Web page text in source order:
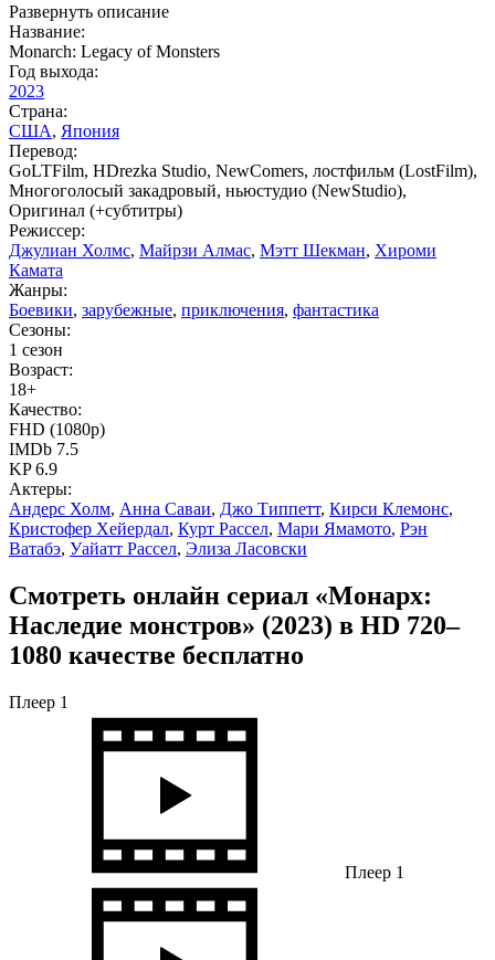
Развернуть описание
Название:
Monarch: Legacy of Monsters
Год выхода:
2023
Страна:
США, Япония
Перевод:
GoLTFilm, HDrezka Studio, NewComers, лостфильм (LostFilm),
Многоголосый закадровый, ньюстудио (NewStudio),
Оригинал (+субтитры)
Режиссер:
Джулиан Холмс, Майрзи Алмас, Мэтт Шекман, Хироми
Камата
Жанры:
Боевики, зарубежные, приключения, фантастика
Сезоны:
1 сезон
Возраст:
18+
Качество:
FHD (1080p)
IMDb 7.5
KP 6.9
Актеры:
Андерс Холм, Анна Саваи, Джо Типпетт, Кирси Клемонс,
Кристофер Хейердал, Курт Рассел, Мари Ямамото, Рэн
Ватабэ, Уайатт Рассел, Элиза Ласовски
Смотреть онлайн сериал «Монарх:
Наследие монстров» (2023) в HD 720–
1080 качестве бесплатно
Плеер 1
Плеер 1